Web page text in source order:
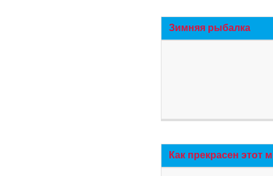
Зимняя рыбалка
Как прекрасен этот